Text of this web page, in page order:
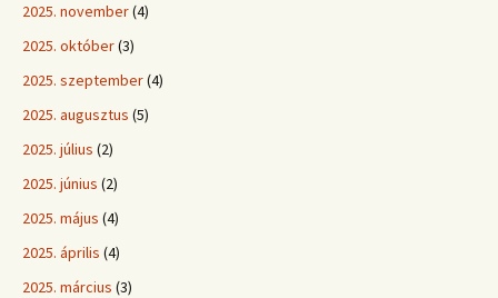
2025. november(4)
2025. október(3)
2025. szeptember(4)
2025. augusztus (5)
2025. július (2)
2025. június (2)
2025. május (4)
2025. április (4)
2025. március (3)